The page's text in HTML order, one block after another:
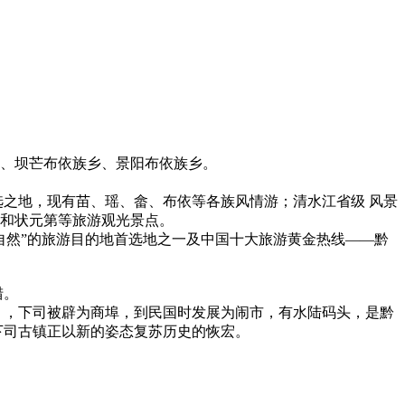
芒布依族乡、景阳布依族乡。
，现有苗、瑶、畲、布依等各族风情游；清水江省级 风景
和状元第等旅游观光景点。
然”的旅游目的地首选地之一及中国十大旅游黄金热线——黔
猎。
下司被辟为商埠，到民国时发展为闹市，有水陆码头，是黔
古镇正以新的姿态复苏历史的恢宏。